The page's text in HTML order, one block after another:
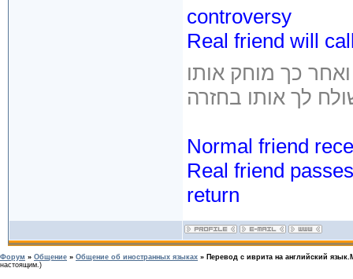
controversy
Real friend will
Normal friend
Real friend
return
Форум » Общение » Общение об иностранных языках » Перевод с иврита на английский
настоящим.)